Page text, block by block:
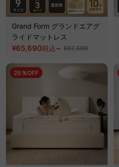
Grand Form グランドエアグ
ライドマットレス
¥65,690税込~ ¥87,590
25％OFF